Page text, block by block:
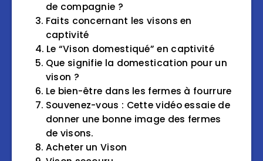
de compagnie ?
Faits concernant les visons en
captivité
Le “Vison domestiqué” en captivité
Que signifie la domestication pour un
vison ?
Le bien-être dans les fermes à fourrure
Souvenez-vous : Cette vidéo essaie de
donner une bonne image des fermes
de visons.
Acheter un Vison